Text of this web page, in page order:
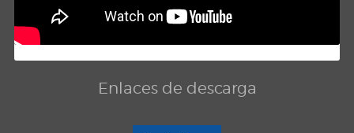
Enlaces de descarga